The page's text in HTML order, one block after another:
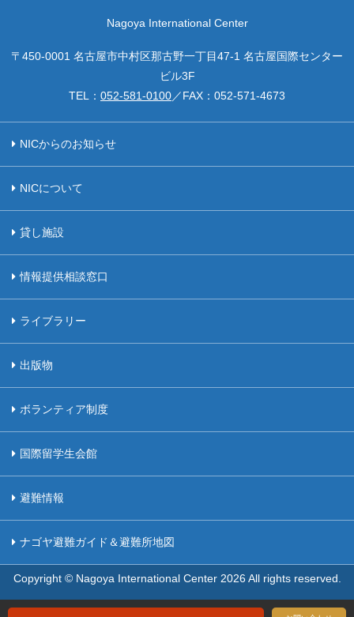
Nagoya International Center
〒450-0001 名古屋市中村区那古野一丁目47-1 名古屋国際センター
ビル3F
TEL： 052-581-0100／FAX： 052-571-4673
NICからのお知らせ
NICについて
貸し施設
情報提供相談窓口
ライブラリー
出版物
ボランティア制度
国際留学生会館
避難情報
ナゴヤ避難ガイド＆避難所地図
Copyright © Nagoya International Center 2026 All rights reserved.